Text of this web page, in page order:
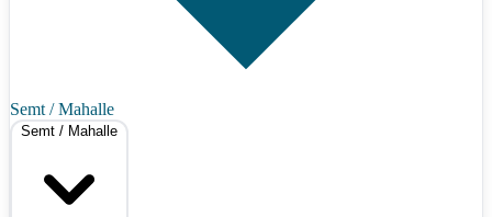
Semt / Mahalle
Semt / Mahalle